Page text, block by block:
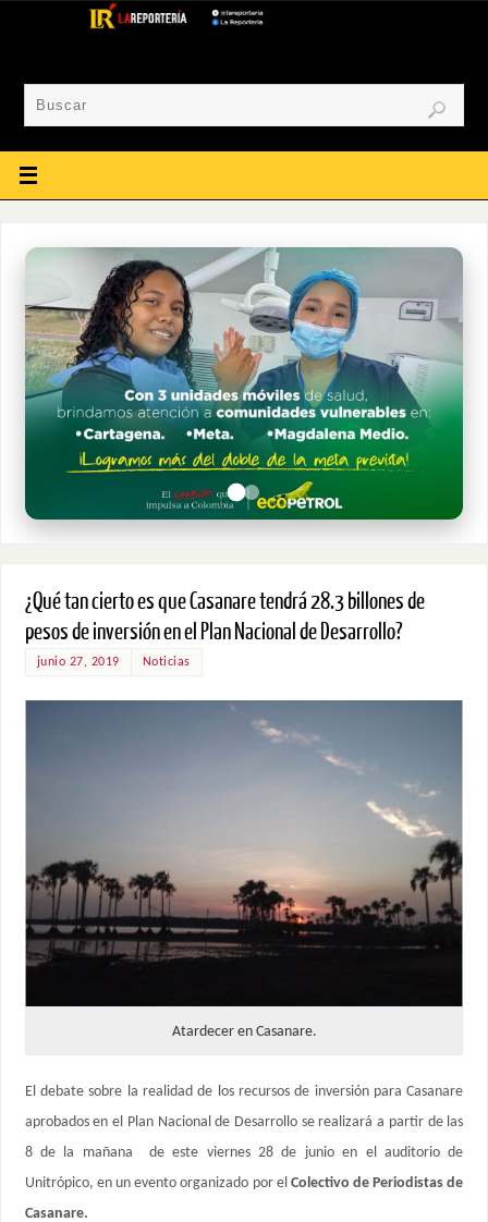
¿Qué tan cierto es que Casanare tendrá 28.3 billones de
pesos de inversión en el Plan Nacional de Desarrollo?
junio 27, 2019 Noticias
Atardecer en Casanare.
El debate sobre la realidad de los recursos de inversión para Casanare
aprobados en el Plan Nacional de Desarrollo se realizará a partir de las
8 de la mañana de este viernes 28 de junio en el auditorio de
Unitrópico, en un evento organizado por el Colectivo de Periodistas de
Casanare.